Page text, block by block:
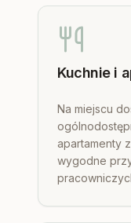
Kuchnie i
Na miejscu
apartamenty
wygodne